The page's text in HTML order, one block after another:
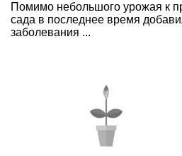
Помимо небольшого урожая к
сада в последнее время
заболевания ...